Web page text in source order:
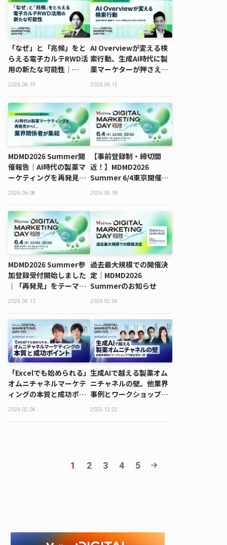
「なぜ」と「兆候」をと
らえる電子カルテRWD活
用の新たな可能性｜
MDMD2026 Summerレ
2026.06.19
AI Overviewが変える検
索行動。生成AI時代に製
薬マーケターが押さえる
べき3つの打ち手｜
ポート
2026.06.15
MDMD2026 Summer開
催報告｜AI時代の製薬マ
ーケティングを再発見す
べく、業界関係者が集結
2026.06.08
【事前登録制・締切間
近！】MDMD2026
Summer 6/4東京開催
（参加無料）｜AI時代に
ィングとは
2026.05.18
MDMD2026 Summer参
加登録受付開始しました
｜「再発見」をテーマ
に、6月4日（木）東京開
2026.04.13
過去最大規模での開催決
定｜MDMD2026
Summerのお知らせ
2026.02.04
「Excelでも始められる」
オムニチャネルマーケテ
ィングの本質と成功ポイ
ント｜MDMD2025
2026.02.04
生成AIで越える製薬オム
ニチャネルの壁。他業界
事例とワークショップで
探る次の一歩｜
2025.12.22
1 2 3 4 5